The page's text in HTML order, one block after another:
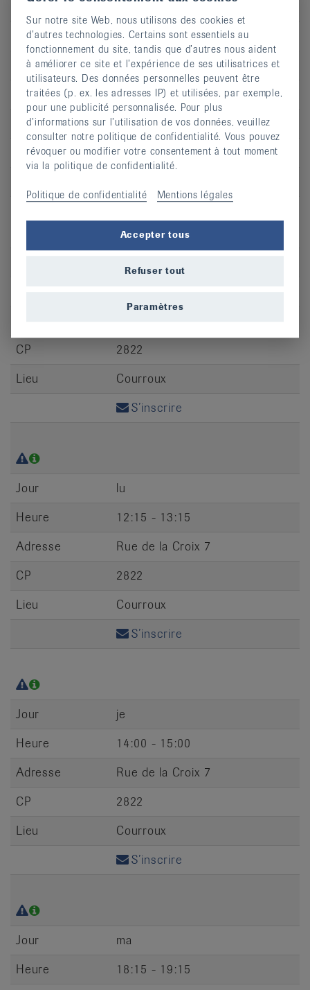
Jour
ma
Heure
17:00 - 18:00
Adresse
Rue de la Croix 7
CP
2822
Lieu
Courroux
CP
2822
Lieu
Courroux
S’inscrire
Jour
lu
Heure
12:15 - 13:15
Adresse
Rue de la Croix 7
CP
2822
Lieu
Courroux
S’inscrire
Jour
je
Heure
14:00 - 15:00
Adresse
Rue de la Croix 7
CP
2822
Lieu
Courroux
S’inscrire
Jour
ma
Heure
18:15 - 19:15
Sur notre site Web, nous utilisons des cookies et
d’autres technologies. Certains sont essentiels au
fonctionnement du site, tandis que d’autres nous aident
à améliorer ce site et l’expérience de ses utilisatrices et
utilisateurs. Des données personnelles peuvent être
traitées (p. ex. les adresses IP) et utilisées, par exemple,
pour une publicité personnalisée. Pour plus
d’informations sur l’utilisation de vos données, veuillez
consulter notre politique de confidentialité. Vous pouvez
révoquer ou modifier votre consentement à tout moment
via la politique de confidentialité.
Politique de confidentialité Mentions légales
Accepter tous
Refuser tout
Paramètres